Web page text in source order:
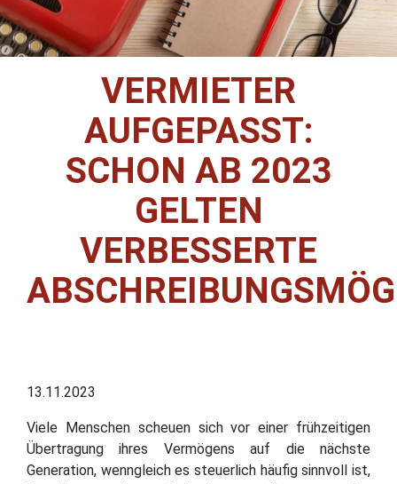
VERMIETER
AUFGEPASST:
SCHON AB 2023
GELTEN
VERBESSERTE
13.11.2023
Viele Menschen scheuen sich vor einer frühzeitigen
Übertragung ihres Vermögens auf die nächste
Generation, wenngleich es steuerlich häufig sinnvoll ist,